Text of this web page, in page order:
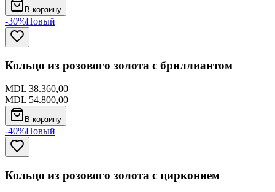
В корзину
-30%Новый
Кольцо из розового золота с бриллиантом
MDL 38.360,00
MDL 54.800,00
В корзину
-40%Новый
Кольцо из розового золота с цирконием